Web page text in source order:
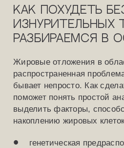
Как похудеть
изнурительных
разбираемся в
Жировые отложения в
распространенная
бывает непросто. Как
поможет понять простой
выделить факторы,
накоплению жировых
генетическая